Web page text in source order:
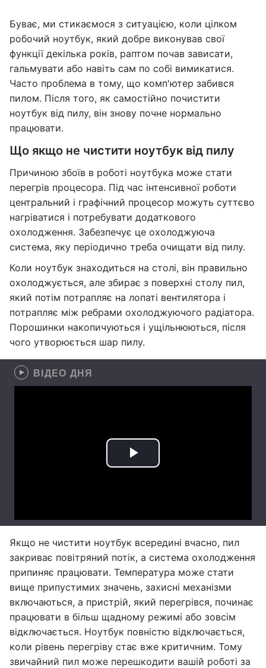
Буває, ми стикаємося з ситуацією, коли цілком
робочий ноутбук, який добре виконував свої
функції декілька років, раптом почав зависати,
гальмувати або навіть сам по собі вимикатися.
Часто проблема в тому, що комп'ютер забився
пилом. Після того, як самостійно почистити
ноутбук від пилу, він знову почне нормально
працювати.
Що якщо не чистити ноутбук від пилу
Причиною збоїв в роботі ноутбука може стати
перегрів процесора. Під час інтенсивної роботи
центральний і графічний процесор можуть суттєво
нагріватися і потребувати додаткового
охолодження. Забезпечує це охолоджуюча
система, яку періодично треба очищати від пилу.
Коли ноутбук знаходиться на столі, він правильно
охолоджується, але збирає з поверхні столу пил,
який потім потрапляє на лопаті вентилятора і
потрапляє між ребрами охолоджуючого радіатора.
Порошинки накопичуються і ущільнюються, після
чого утворюється шар пилу.
ВІДЕО ДНЯ
Якщо не чистити ноутбук всередині вчасно, пил
закриває повітряний потік, а система охолодження
припиняє працювати. Температура може стати
вище припустимих значень, захисні механізми
включаються, а пристрій, який перегрівся, починає
працювати в більш щадному режимі або зовсім
відключається. Ноутбук повністю відключається,
коли рівень перегріву стає вже критичним. Тому
звичайний пил може перешкодити вашій роботі за